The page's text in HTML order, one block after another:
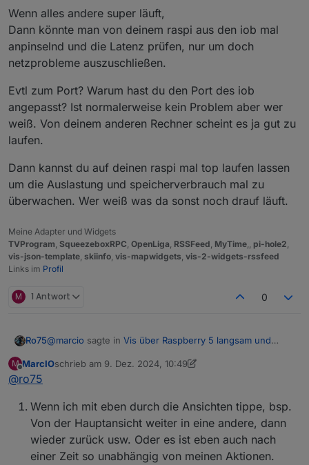
also ich habe dein Befehl mal probiert und es läuft
irgendwie im Gesamten etwas langsamer als zuvor.
Manche Ansichten switchen in paar Sekunden aber
spätestens nach dem 3. Klick lädt es mehrere Minuten
lang. Aber so die Visualisierung ist halt etwas träger.
das gute hierbei.
Wenn alles andere super läuft,
Dann könnte man von deinem raspi aus den iob mal
anpinselnd und die Latenz prüfen, nur um doch
netzprobleme auszuschließen.
Evtl zum Port? Warum hast du den Port des iob
angepasst? Ist normalerweise kein Problem aber wer
weiß. Von deinem anderen Rechner scheint es ja gut zu
laufen.
Dann kannst du auf deinen raspi mal top laufen lassen
um die Auslastung und speicherverbrauch mal zu
überwachen. Wer weiß was da sonst noch drauf läuft.
Meine Adapter und Widgets
TVProgram SqueezeboxRPC OpenLiga RSSFeed MyTime pi-hole2
vis-json-template skiinfo vis-mapwidgets vis-2-widgets-rssfeed
Links im Profil
M 1 Antwort 0
Ro75@marcio sagte in Vis über Raspberry 5 langsam und
Minuten lang
Was meinst du mit "nach dem 3. Klick"?
M
Offline
MarcIOschrieb am 9. Dez. 2024, 10:49
zuletzt editiert von MarcIO12. Sept. 2024, 12:12
@ro75
Wenn ich mit eben durch die Ansichten tippe, bsp.
Von der Hauptansicht weiter in eine andere, dann
wieder zurück usw. Oder es ist eben auch nach
einer Zeit so unabhängig von meinen Aktionen.